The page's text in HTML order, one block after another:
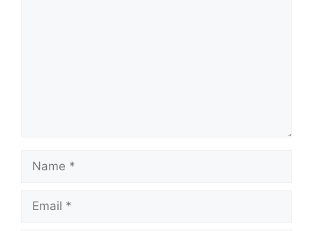
Name
Email